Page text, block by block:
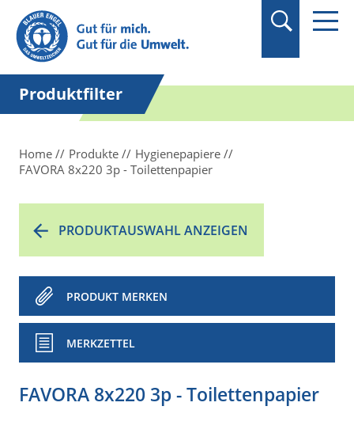
Suchbegriff in
Anführungszeichen
setzen.
Produktfilter
Home Produkte
Hygienepapiere
FAVORA 8x220 3p - Toilettenpapier
PRODUKTAUSWAHL ANZEIGEN
PRODUKT MERKEN
MERKZETTEL
FAVORA 8x220 3p - Toilettenpapier